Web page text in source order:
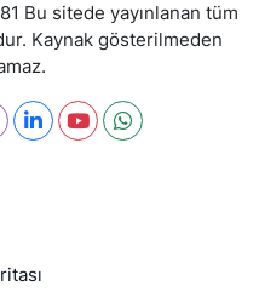
Bu sitede yayınlanan tüm
Kaynak gösterilmeden